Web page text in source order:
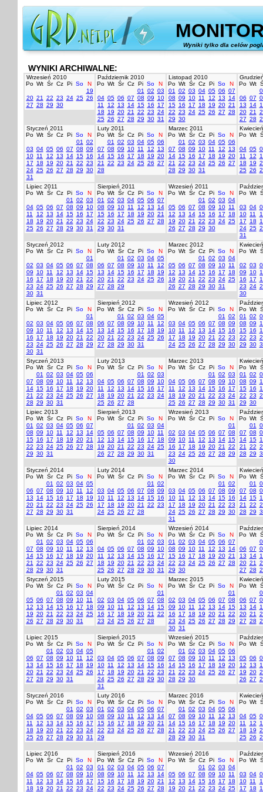
Wyniki tylko dla celów
WYNIKI ARCHIWALNE:
Wrzesień 2010
Po Wt Śr Cz Pi So
N
19
20 21 22 23 24 25 26
27 28 29 30
Październik 2010
Po Wt Śr Cz Pi So
N
01
02 03
04 05 06 07 08 09
10
11
12 13 14 15 16
17
18
19 20 21 22 23 24
25 26 27 28 29 30 31
Listopad 2010
Po Wt Śr Cz Pi So
N
01
02 03 04 05 06 07
08 09 10 11 12 13
14
15 16 17 18 19 20 21
22 23 24 25 26 27 28
29 30
Po Wt
06 07
13
14
20 21
27 28
Styczeń 2011
Po Wt Śr Cz Pi So
N
01
02
03 04 05 06 07 08 09
10 11 12 13 14 15 16
17
18 19 20 21 22 23
24 25 26 27 28 29 30
31
Luty 2011
Po Wt Śr Cz Pi So
N
01
02 03 04 05 06
07 08 09 10 11 12
13
14 15 16 17 18 19 20
21
22 23 24 25 26 27
28
Marzec 2011
Po Wt Śr Cz Pi So
N
01
02 03 04 05 06
07 08 09 10 11 12
13
14 15 16 17 18 19 20
21
22 23 24 25 26 27
28 29 30 31
Po Wt
04 05
11
12
18
19
25 26
Lipiec 2011
Po Wt Śr Cz Pi So
N
01
02 03
04 05 06 07 08 09
10
11
12 13 14 15 16
17
18
19 20 21 22 23 24
25 26 27 28 29 30 31
Sierpień 2011
Po Wt Śr Cz Pi So
N
01
02 03 04 05 06 07
08 09 10 11 12 13
14
15 16 17 18 19 20 21
22 23 24 25 26 27 28
29 30 31
Wrzesień 2011
Po Wt Śr Cz Pi So
N
01
02 03 04
05 06 07 08 09 10 11
12
13 14 15 16 17
18
19 20 21 22 23 24 25
26 27 28 29 30
Po Wt
03 04
10 11
17
18
24 25
31
Styczeń 2012
Po Wt Śr Cz Pi So
N
01
02 03 04 05 06 07 08
09
10 11 12 13 14 15
16
17 18 19 20 21
22
23 24 25 26 27 28 29
30 31
Luty 2012
Po Wt Śr Cz Pi So
N
01
02 03 04 05
06 07 08 09 10 11
12
13
14 15 16 17 18
19
20 21 22 23 24 25 26
27 28 29
Marzec 2012
Po Wt Śr Cz Pi So
N
01
02 03 04
05 06 07 08 09 10 11
12
13 14 15 16 17
18
19 20 21 22 23 24 25
26 27 28 29 30 31
Po Wt
02 03
09
10
16
17
23 24
30
Lipiec 2012
Po Wt Śr Cz Pi So
N
01
02 03 04 05 06 07 08
09
10 11 12 13 14 15
16
17 18 19 20 21
22
23 24 25 26 27 28 29
30 31
Sierpień 2012
Po Wt Śr Cz Pi So
N
01
02 03 04 05
06 07 08 09 10 11
12
13
14 15 16 17 18
19
20 21 22 23 24 25 26
27 28 29 30 31
Wrzesień 2012
Po Wt Śr Cz Pi So
N
01
02
03 04 05 06 07 08 09
10 11 12 13 14 15 16
17
18 19 20 21 22 23
24 25 26 27 28 29 30
Po Wt
01
02
08 09
15 16
22 23
29 30
Styczeń 2013
Po Wt Śr Cz Pi So
N
01
02 03 04 05 06
07 08 09 10 11 12
13
14 15 16 17 18 19 20
21
22 23 24 25 26 27
28 29 30 31
Luty 2013
Po Wt Śr Cz Pi So
N
01
02 03
04 05 06 07 08 09
10
11
12 13 14 15 16
17
18
19 20 21 22 23 24
25 26 27 28
Marzec 2013
Po Wt Śr Cz Pi So
N
01
02 03
04 05 06 07 08 09
10
11
12 13 14 15 16
17
18
19 20 21 22 23 24
25 26 27 28 29 30 31
Po Wt
01
02
08 09
15 16
22 23
29 30
Lipiec 2013
Po Wt Śr Cz Pi So
N
01
02 03 04 05 06 07
08 09 10 11 12 13
14
15 16 17 18 19 20 21
22 23 24 25 26 27 28
29 30 31
Sierpień 2013
Po Wt Śr Cz Pi So
N
01
02 03 04
05 06 07 08 09 10 11
12
13 14 15 16 17
18
19 20 21 22 23 24 25
26 27 28 29 30 31
Wrzesień 2013
Po Wt Śr Cz Pi So
N
01
02 03 04 05 06 07 08
09
10 11 12 13 14 15
16
17 18 19 20 21
22
23 24 25 26 27 28 29
30
Po Wt
01
07 08
14 15
21
22
28 29
Styczeń 2014
Po Wt Śr Cz Pi So
N
01
02 03 04 05
06 07 08 09 10 11
12
13
14 15 16 17 18
19
20 21 22 23 24 25 26
27 28 29 30 31
Luty 2014
Po Wt Śr Cz Pi So
N
01
02
03 04 05 06 07 08 09
10 11 12 13 14 15 16
17
18 19 20 21 22 23
24 25 26 27 28
Marzec 2014
Po Wt Śr Cz Pi So
N
01
02
03 04 05 06 07 08 09
10 11 12 13 14 15 16
17
18 19 20 21 22 23
24 25 26 27 28 29 30
31
Po Wt
01
07 08
14 15
21
22
28 29
Lipiec 2014
Po Wt Śr Cz Pi So
N
01
02 03 04 05 06
07 08 09 10 11 12
13
14 15 16 17 18 19 20
21
22 23 24 25 26 27
28 29 30 31
Sierpień 2014
Po Wt Śr Cz Pi So
N
01
02 03
04 05 06 07 08 09
10
11
12 13 14 15 16
17
18
19 20 21 22 23 24
25 26 27 28 29 30 31
Wrzesień 2014
Po Wt Śr Cz Pi So
N
01
02 03 04 05 06 07
08 09 10 11 12 13
14
15 16 17 18 19 20 21
22 23 24 25 26 27 28
29 30
Po Wt
06 07
13
14
20 21
27 28
Styczeń 2015
Po Wt Śr Cz Pi So
N
01
02 03 04
05 06 07 08 09 10 11
12
13 14 15 16 17
18
19 20 21 22 23 24 25
26 27 28 29 30 31
Luty 2015
Po Wt Śr Cz Pi So
N
01
02 03 04 05 06 07 08
09
10 11 12 13 14 15
16
17 18 19 20 21
22
23 24 25 26 27 28
Marzec 2015
Po Wt Śr Cz Pi So
N
01
02 03 04 05 06 07 08
09
10 11 12 13 14 15
16
17 18 19 20 21
22
23 24 25 26 27 28 29
30 31
Po Wt
06 07
13
14
20 21
27 28
Lipiec 2015
Po Wt Śr Cz Pi So
N
01
02 03 04 05
06 07 08 09 10 11
12
13
14 15 16 17 18
19
20 21 22 23 24 25 26
27 28 29 30 31
Sierpień 2015
Po Wt Śr Cz Pi So
N
01
02
03 04 05 06 07 08 09
10 11 12 13 14 15 16
17
18 19 20 21 22 23
24 25 26 27 28 29 30
31
Wrzesień 2015
Po Wt Śr Cz Pi So
N
01
02 03 04 05 06
07 08 09 10 11 12
13
14 15 16 17 18 19 20
21
22 23 24 25 26 27
28 29 30
Po Wt
05 06
12
13
19 20
26 27
Styczeń 2016
Po Wt Śr Cz Pi So
N
01
02 03
04 05 06 07 08 09
10
11
12 13 14 15 16
17
18
19 20 21 22 23 24
25 26 27 28 29 30 31
Luty 2016
Po Wt Śr Cz Pi So
N
01
02 03 04 05 06 07
08 09 10 11 12 13
14
15 16 17 18 19 20 21
22 23 24 25 26 27 28
29
Marzec 2016
Po Wt Śr Cz Pi So
N
01
02 03 04 05 06
07 08 09 10 11 12
13
14 15 16 17 18 19 20
21
22 23 24 25 26 27
28 29 30 31
Po Wt
04 05
11
12
18
19
25 26
Lipiec 2016
Po Wt Śr Cz Pi So
N
01
02 03
04 05 06 07 08 09
10
11
12 13 14 15 16
17
18
19 20 21 22 23 24
Sierpień 2016
Po Wt Śr Cz Pi So
N
01
02 03 04 05 06 07
08 09 10 11 12 13
14
15 16 17 18 19 20 21
22 23 24 25 26 27 28
Wrzesień 2016
Po Wt Śr Cz Pi So
N
01
02 03 04
05 06 07 08 09 10 11
12
13 14 15 16 17
18
19 20 21 22 23 24 25
Po Wt
03 04
10 11
17
18